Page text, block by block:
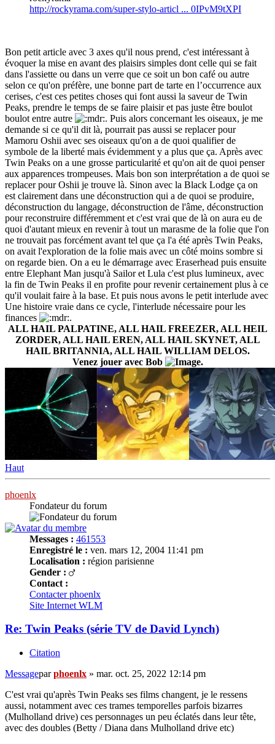
http://rockyrama.com/super-stylo-articl ... 0IPvM9tXPI
Bon petit article avec 3 axes qu'il nous prend, c'est intéressant à
évoquer la mise en avant des plaisirs simples dont celle qui se fait
dans l'assiette ou dans un verre que ce soit un bon café ou autre
selon ce qu'on préfère, une bonne part de tarte en l’occurrence aux
cerises, c'est ces petites choses qui font aussi la saveur de Twin
Peaks, prendre le temps de se faire plaisir et pas juste être boulot
boulot entre autre
. Puis alors concernant les oiseaux, je me
demande si ce qu'il dit là, pourrait pas aussi se replacer pour
Mamoru Oshii avec ses oiseaux qu'on a de quoi qualifier de
symbole de la liberté mais évidemment y a plus que ça. Après avec
Twin Peaks on a une grosse particularité et qu'on ait de quoi penser
aux apparences trompeuses. Mais bon son interprétation a de quoi se
replacer pour Oshii je trouve là. Sinon avec la Black Lodge ça on
est clairement dans une déconstruction qui a de quoi se produire,
déconstruction du langage, déconstruction de l'âme, déconstruction
pour reconstruire différemment et c'est vrai que de là on aura eu de
quoi d'autant mieux en revenir à tout un marasme de la folie que l'on
ne trouvait pas forcément avant tel que ça l'a été après Twin Peaks,
on avait l'exploration de la folie mais avec un côté moins sombre si
on regarde bien. On a eu le démarrage avec Eraserhead puis ensuite
entre Elephant Man jusqu'à Sailor et Lula c'est plus lumineux, avec
la fin de Twin Peaks il en profite pour revenir certainement plus à ce
qu'il voulait faire à la base. Et puis nous avons le petit interlude avec
Une histoire vraie dans ce cycle, l'interlude nécessaire pour les
finances
.
ALL HAIL PALPATINE, ALL HAIL FREEZER, ALL HEIL
ZORDER, ALL HAIL EREN, ALL HAIL SKYNET, ALL
HAIL BRITANNIA, ALL HAIL WILLIAM DELOS.
Venez jouer avec Bob
.
Haut
phoenlx
Fondateur du forum
Messages : 461553
Enregistré le : ven. mars 12, 2004 11:41 pm
Localisation : région parisienne
Gender :
Contact :
Contacter phoenlx
Site Internet WLM
Re: Twin Peaks (série TV de David Lynch)
Citation
Messageparphoenlx » mar. oct. 25, 2022 12:14 pm
C'est vrai qu'après Twin Peaks ses films changent, je le ressens
aussi, notamment avec ces trames temporelles parfois bizarres
(Mulholland drive) ces personnages un peu éclatés dans leur tête,
avec des doubles (Betty / Diana dans Mulholland drive etc)